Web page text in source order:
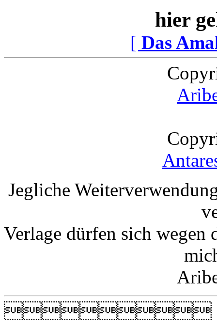
hier
[ Das
Jegliche
Verlage dürfen sich wegen
